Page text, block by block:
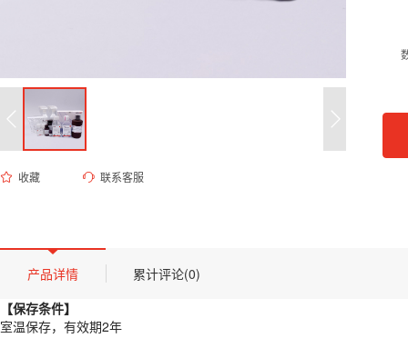
收藏 联系客服
产品描述
【保存条件】
室温保存，有效期2年
【概述】
产品详情
累计评论(0)
【保存条件】
室温保存，有效期2年